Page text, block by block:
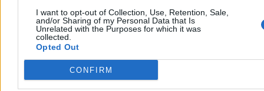
I want to opt-out of Collection, Use, Retention, Sale,
and/or Sharing of my Personal Data that Is
Unrelated with the Purposes for which it was
collected.
Opted Out
CONFIRM